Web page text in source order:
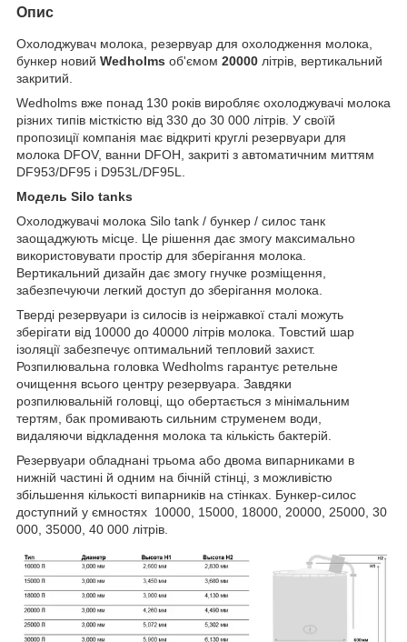
Опис
Охолоджувач молока, резервуар для охолодження молока,
бункер новий Wedholms об'ємом 20000 літрів, вертикальний
закритий.
Wedholms вже понад 130 років виробляє охолоджувачі молока
різних типів місткістю від 330 до 30 000 літрів. У своїй
пропозиції компанія має відкриті круглі резервуари для
молока DFOV, ванни DFOH, закриті з автоматичним миттям
DF953/DF95 і D953L/DF95L.
Модель Silo tanks
Охолоджувачі молока Silo tank / бункер / силос танк
заощаджують місце. Це рішення дає змогу максимально
використовувати простір для зберігання молока.
Вертикальний дизайн дає змогу гнучке розміщення,
забезпечуючи легкий доступ до зберігання молока.
Тверді резервуари із силосів із неіржавкої сталі можуть
зберігати від 10000 до 40000 літрів молока. Товстий шар
ізоляції забезпечує оптимальний тепловий захист.
Розпилювальна головка Wedholms гарантує ретельне
очищення всього центру резервуара. Завдяки
розпилювальній головці, що обертається з мінімальним
тертям, бак промивають сильним струменем води,
видаляючи відкладення молока та кількість бактерій.
Резервуари обладнані трьома або двома випарниками в
нижній частині й одним на бічній стінці, з можливістю
збільшення кількості випарників на стінках. Бункер-силос
доступний у ємностях 10000, 15000, 18000, 20000, 25000, 30
000, 35000, 40 000 літрів.